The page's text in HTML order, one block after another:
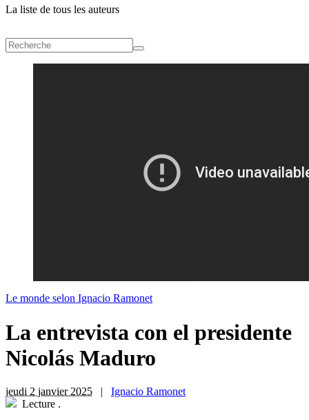
La liste de tous les auteurs
Le monde selon Ignacio Ramonet
La entrevista con el presidente
Nicolás Maduro
jeudi 2 janvier 2025 | Ignacio Ramonet
Lecture .